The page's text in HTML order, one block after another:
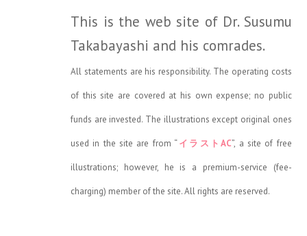
This is the web site of Dr. Susumu
Takabayashi and his comrades.
All statements are his responsibility. The operating costs
of this site are covered at his own expense; no public
funds are invested. The illustrations except original ones
used in the site are from “イラストAC”, a site of free
illustrations; however, he is a premium-service (fee-
charging) member of the site. All rights are reserved.